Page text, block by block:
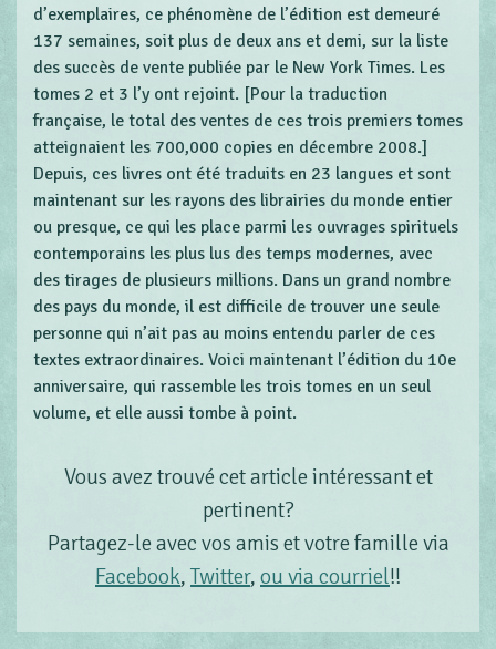
d’exemplaires, ce phénomène de l’édition est demeuré
137 semaines, soit plus de deux ans et demi, sur la liste
des succès de vente publiée par le New York Times. Les
tomes 2 et 3 l’y ont rejoint. [Pour la traduction
française, le total des ventes de ces trois premiers tomes
atteignaient les 700,000 copies en décembre 2008.]
Depuis, ces livres ont été traduits en 23 langues et sont
maintenant sur les rayons des librairies du monde entier
ou presque, ce qui les place parmi les ouvrages spirituels
contemporains les plus lus des temps modernes, avec
des tirages de plusieurs millions. Dans un grand nombre
des pays du monde, il est difficile de trouver une seule
personne qui n’ait pas au moins entendu parler de ces
textes extraordinaires. Voici maintenant l’édition du 10e
anniversaire, qui rassemble les trois tomes en un seul
volume, et elle aussi tombe à point.
Vous avez trouvé cet article intéressant et
pertinent?
Partagez-le avec vos amis et votre famille via
Facebook, Twitter, ou via courriel!!